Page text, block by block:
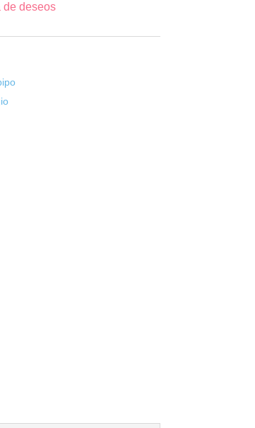
de deseos